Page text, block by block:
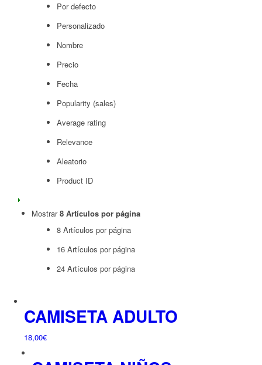
Por defecto
Personalizado
Nombre
Precio
Fecha
Popularity (sales)
Average rating
Relevance
Aleatorio
Product ID
Mostrar8 Artículos por página
8 Artículos por página
16 Artículos por página
24 Artículos por página
CAMISETA ADULTO
18,00€